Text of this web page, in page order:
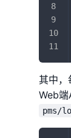
其中，
Web
pms/